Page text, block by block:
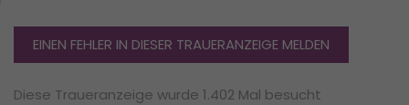
EINEN FEHLER IN DIESER TRAUERANZEIGE MELDEN
Diese Traueranzeige wurde 1.402 Mal besucht